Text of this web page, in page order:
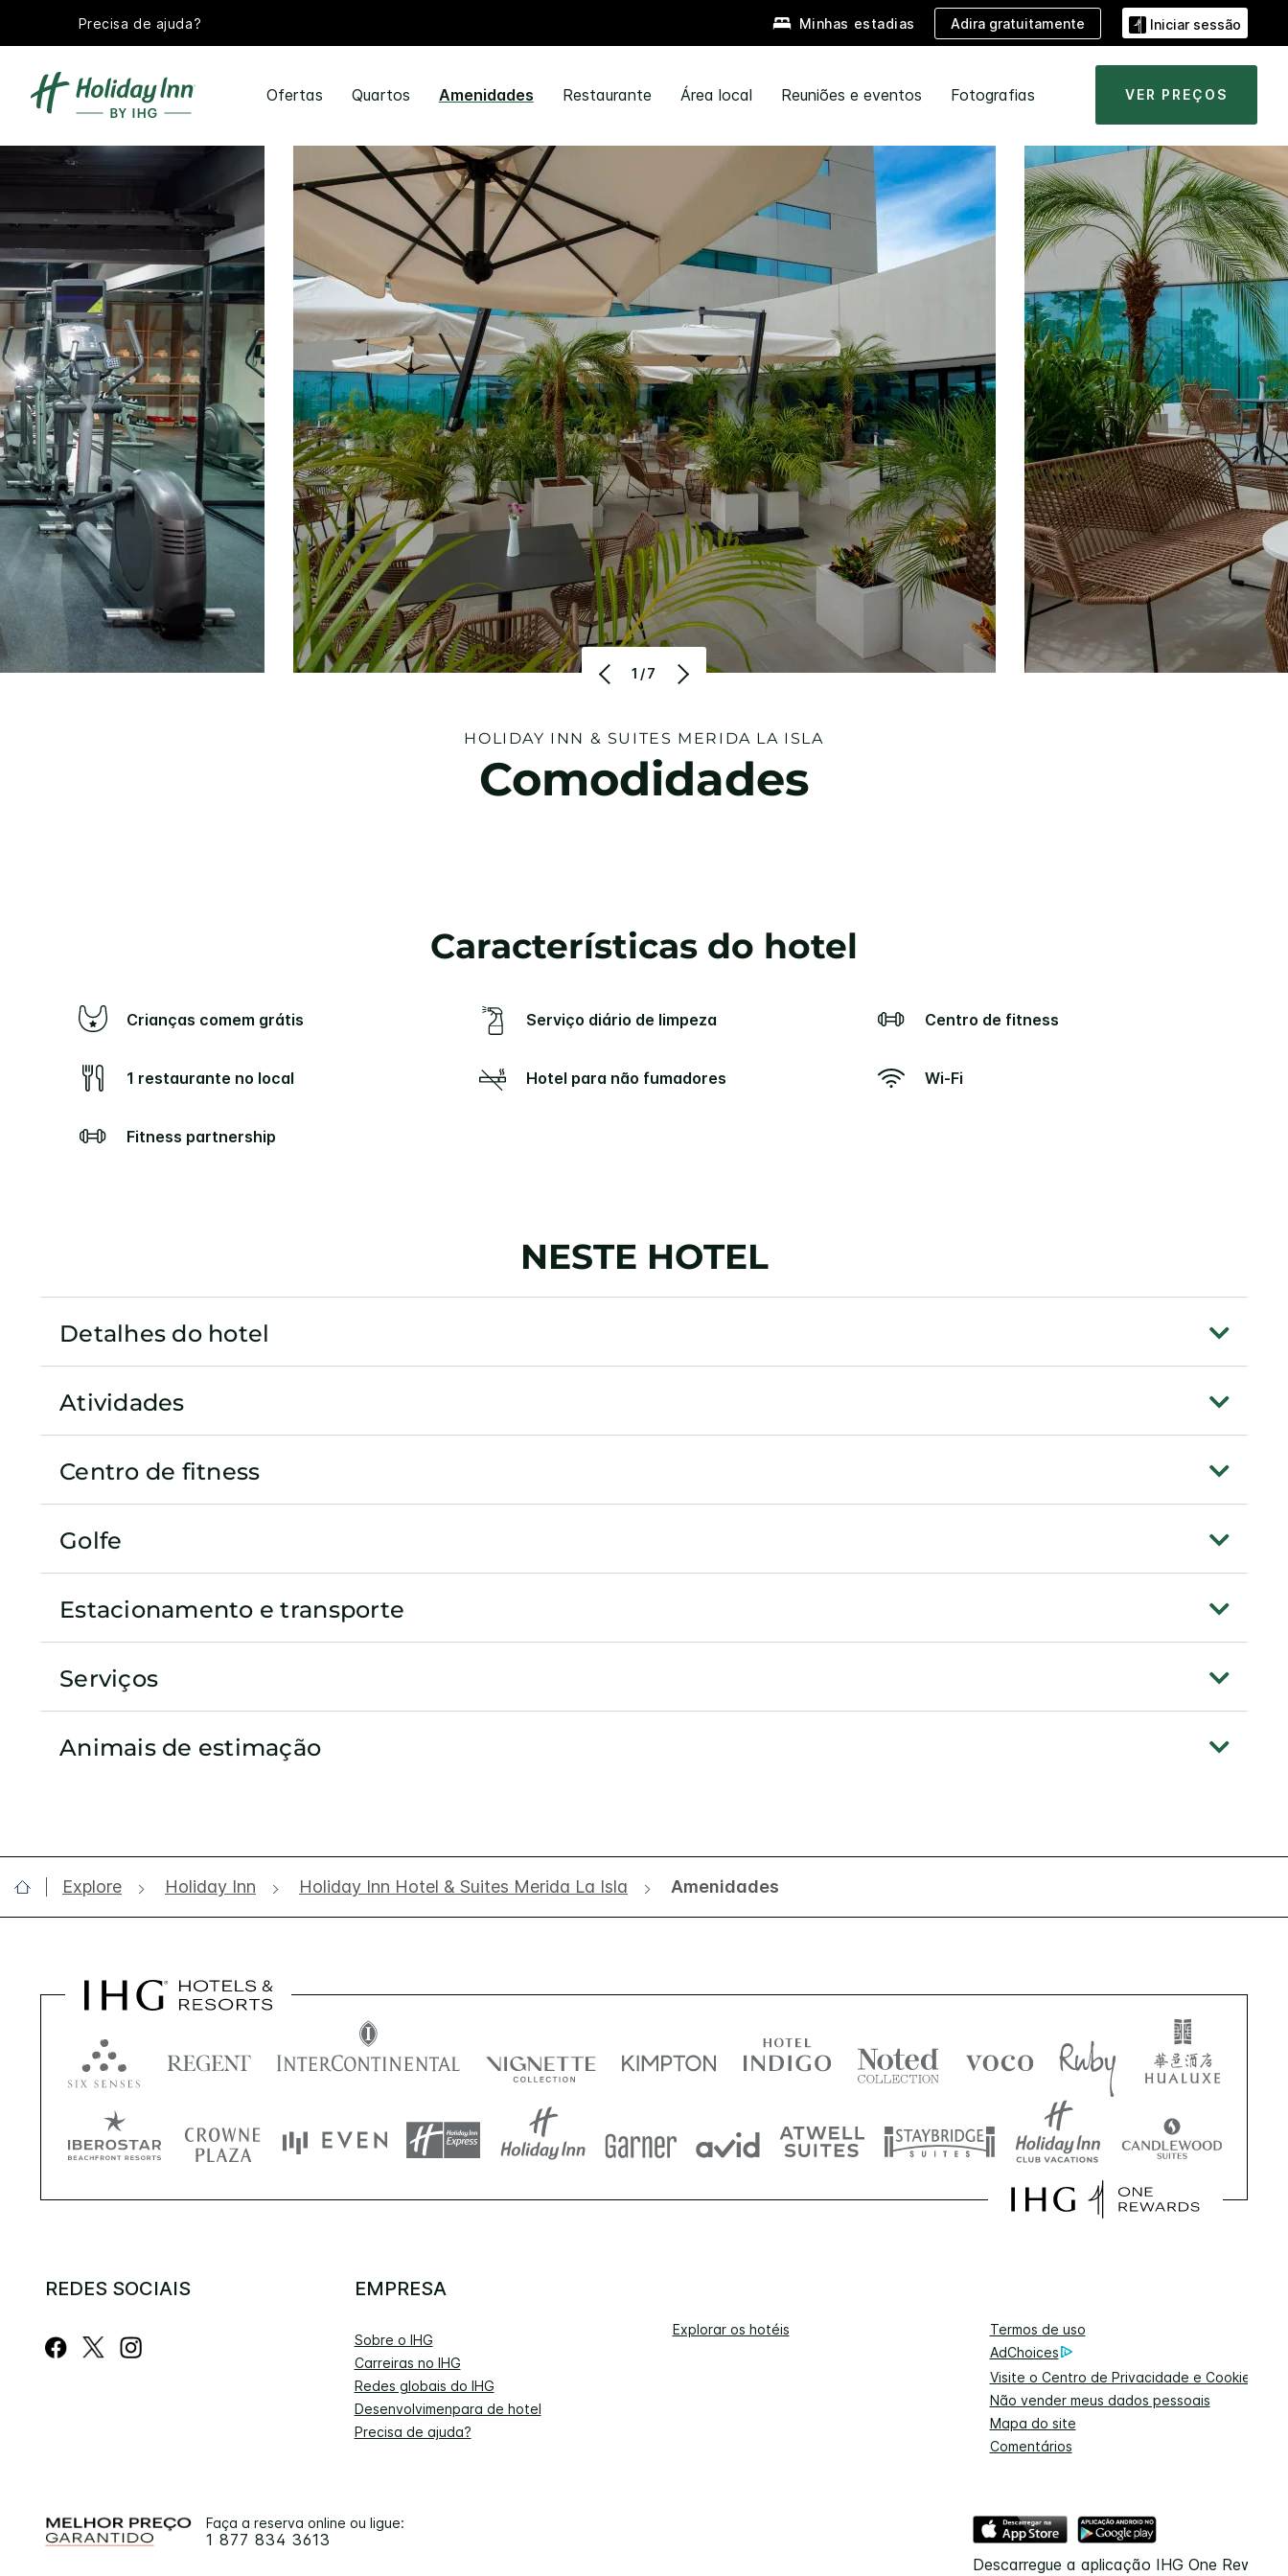
Precisa de ajuda? Minhas estadias Adira gratuitamente Iniciar sessão
Ofertas Quartos Amenidades Restaurante Área local Reuniões e eventos Fotografias VER PREÇOS
1/7
HOLIDAY INN & SUITES MERIDA LA ISLA
Comodidades
Características do hotel
Crianças comem grátis Serviço diário de limpeza Centro de fitness
1 restaurante no local Hotel para não fumadores Wi-Fi
Fitness partnership
NESTE HOTEL
Detalhes do hotel
Atividades
Centro de fitness
Golfe
Estacionamento e transporte
Serviços
Animais de estimação
Explore Holiday Inn Holiday Inn Hotel & Suites Merida La Isla Amenidades
REDES SOCIAIS EMPRESA
Sobre o IHG
Carreiras no IHG
Redes globais do IHG
Desenvolvimenpara de hotel
Precisa de ajuda?
Explorar os hotéis
Termos de uso
AdChoices
Visite o Centro de Privacidade e Cookies
Não vender meus dados pessoais
Mapa do site
Comentários
Faça a reserva online ou ligue:
1 877 834 3613
Descarregue a aplicação IHG One Rewards